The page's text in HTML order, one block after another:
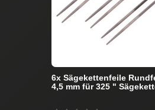
6x Sägekettenfeile
4,5 mm für 325 "